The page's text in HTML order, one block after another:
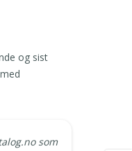
og sist
som